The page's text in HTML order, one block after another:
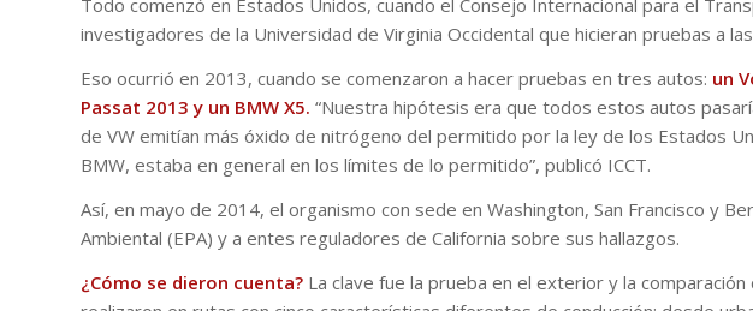
Todo comenzó en Estados Unidos, cuando el Consejo Internacional para el
investigadores de la Universidad de Virginia Occidental que hicieran pruebas a
Eso ocurrió en 2013, cuando se comenzaron a hacer pruebas en tres autos: un
Passat 2013 y un BMW X5. “Nuestra hipótesis era que todos estos autos
de VW emitían más óxido de nitrógeno del permitido por la ley de los Estados
BMW, estaba en general en los límites de lo permitido”, publicó ICCT.
Así, en mayo de 2014, el organismo con sede en Washington, San Francisco y
Ambiental (EPA) y a entes reguladores de California sobre sus hallazgos.
¿Cómo se dieron cuenta? La clave fue la prueba en el exterior y la comparación